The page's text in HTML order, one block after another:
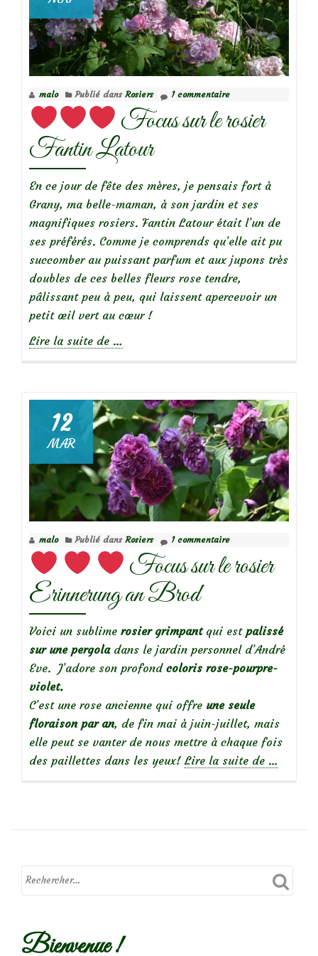
malo Publié dans Rosiers 1 commentaire
Focus sur le rosier
Fantin Latour
En ce jour de fête des mères, je pensais fort à
Grany, ma belle-maman, à son jardin et ses
magnifiques rosiers. Fantin Latour était l’un de
ses préférés. Comme je comprends qu’elle ait pu
succomber au puissant parfum et aux jupons très
doubles de ces belles fleurs rose tendre,
pâlissant peu à peu, qui laissent apercevoir un
petit œil vert au cœur !
Lire la suite de
Focus
sur
le
rosier
Fantin
Latour
…
12
MAR
malo Publié dans Rosiers 1 commentaire
Focus sur le rosier
Erinnerung an Brod
Voici un sublime rosier grimpantqui est palissé
sur une pergoladans le jardin personnel d’André
Eve. J’adore son profond coloris rose-pourpre-
violet.
C’est une rose ancienne qui offre une seule
floraison par an, de fin mai à juin-juillet, mais
elle peut se vanter de nous mettre à chaque fois
des paillettes dans les yeux! Lire la suite de
Focus
sur
…
Bienvenue !